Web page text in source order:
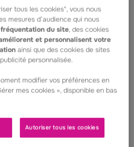
la force, cette 10ᵉ édition
invite chacun à se mobiliser
: soutenir la lutte contre
aux côtés de l'association
Réunionnaise
Espoir).
petits et grands sont
un moment de convivialité,
générosité. Ensemble,
tous les cookies", vous nous
mesures d’audience qui nous
du site, des cookies
et personnalisent votre
ainsi que des cookies de sites
personnalisée.
modifier vos préférences en
mes cookies », disponible en bas
Autoriser tous les cookies